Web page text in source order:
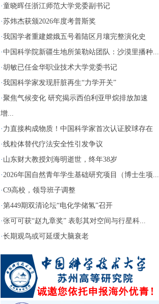
·童晓晖任浙江师范大学党委副书记
·苏炜杰获颁2026年度考普斯奖
·我国学者重建嫦娥五号着陆区月壤完整演化史
·中国科学院新疆生地所策勒站团队：沙漠里播种...
·胡敏已任金华职业技术大学党委书记
·我国科学家发现肝脏再生“力学开关”
·聚焦气候变化 研究揭示西伯利亚甲烷排放加速
增...
· 力直接构成物质！中国科学家首次认证胶球存在
·线粒体替代疗法安全性引发争议
· 山东财大教授刘海明逝世，终年38岁
·2026年国自然青年学生基础研究项目（博士生项...
·C9高校，领导班子调整
·第449期双清论坛“电化学储氢”召开
·张可可获“赵九章奖” 表彰其对空间与行星科...
·长期观鸟或可延缓大脑衰老